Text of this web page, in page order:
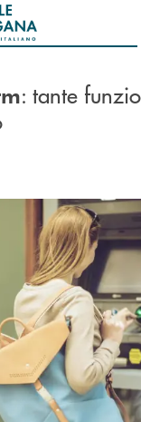
: tante